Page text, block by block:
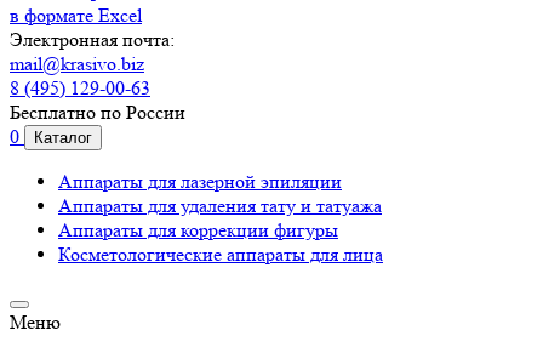
в формате Excel
Электронная почта:
mail@krasivo.biz
8 (495) 129-00-63
Бесплатно по России
0
Каталог
Аппараты для лазерной эпиляции
Аппараты для удаления тату и татуажа
Аппараты для коррекции фигуры
Косметологические аппараты для лица
Меню